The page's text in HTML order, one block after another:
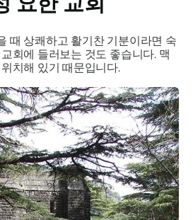
때 상쾌하고 활기찬 기분이라면 숙
회에 들러보는 것도 좋습니다. 맥
치해 있기 때문입니다.